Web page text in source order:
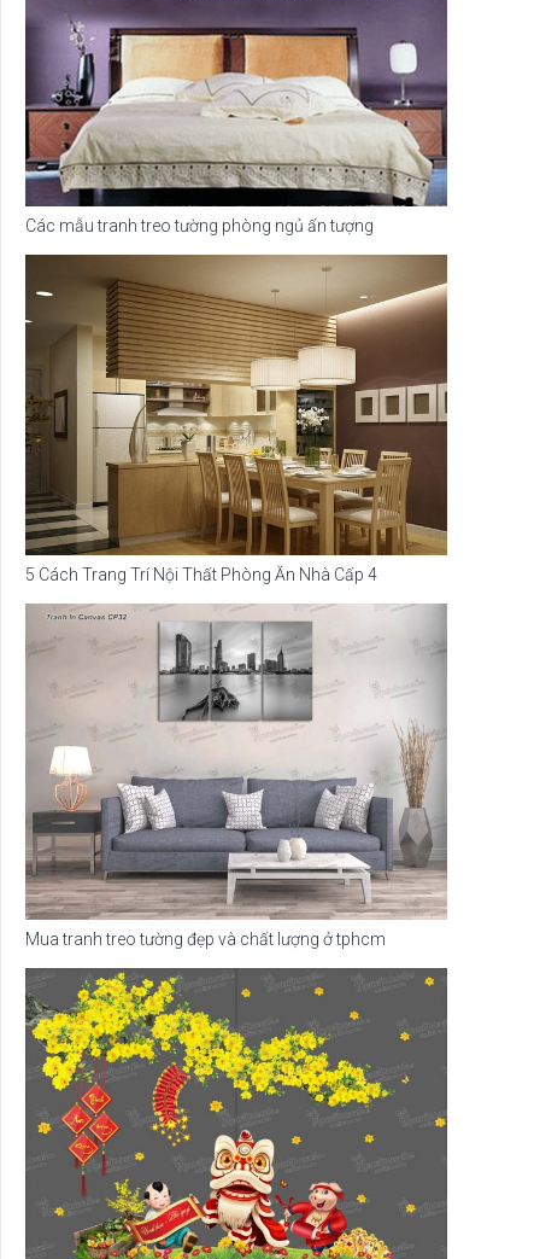
Các mẫu tranh treo tường phòng ngủ ấn tượng
5 Cách Trang Trí Nội Thất Phòng Ăn Nhà Cấp 4
Mua tranh treo tường đẹp và chất lượng ở tphcm